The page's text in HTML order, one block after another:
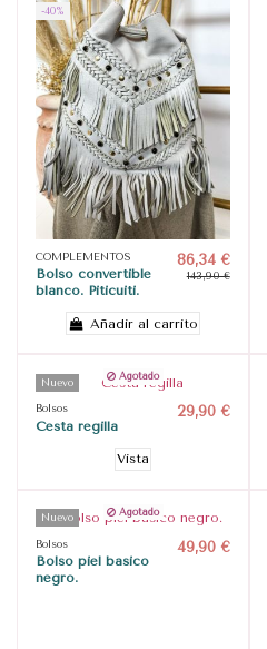
-40%
COMPLEMENTOS
Bolso convertible
blanco. Piticuiti.
86,34 €
143,90 €
Añadir al carrito
Nuevo Agotado
Bolsos
Cesta regilla
29,90 €
Vista
Nuevo Agotado
Bolsos
Bolso piel basico
negro.
49,90 €